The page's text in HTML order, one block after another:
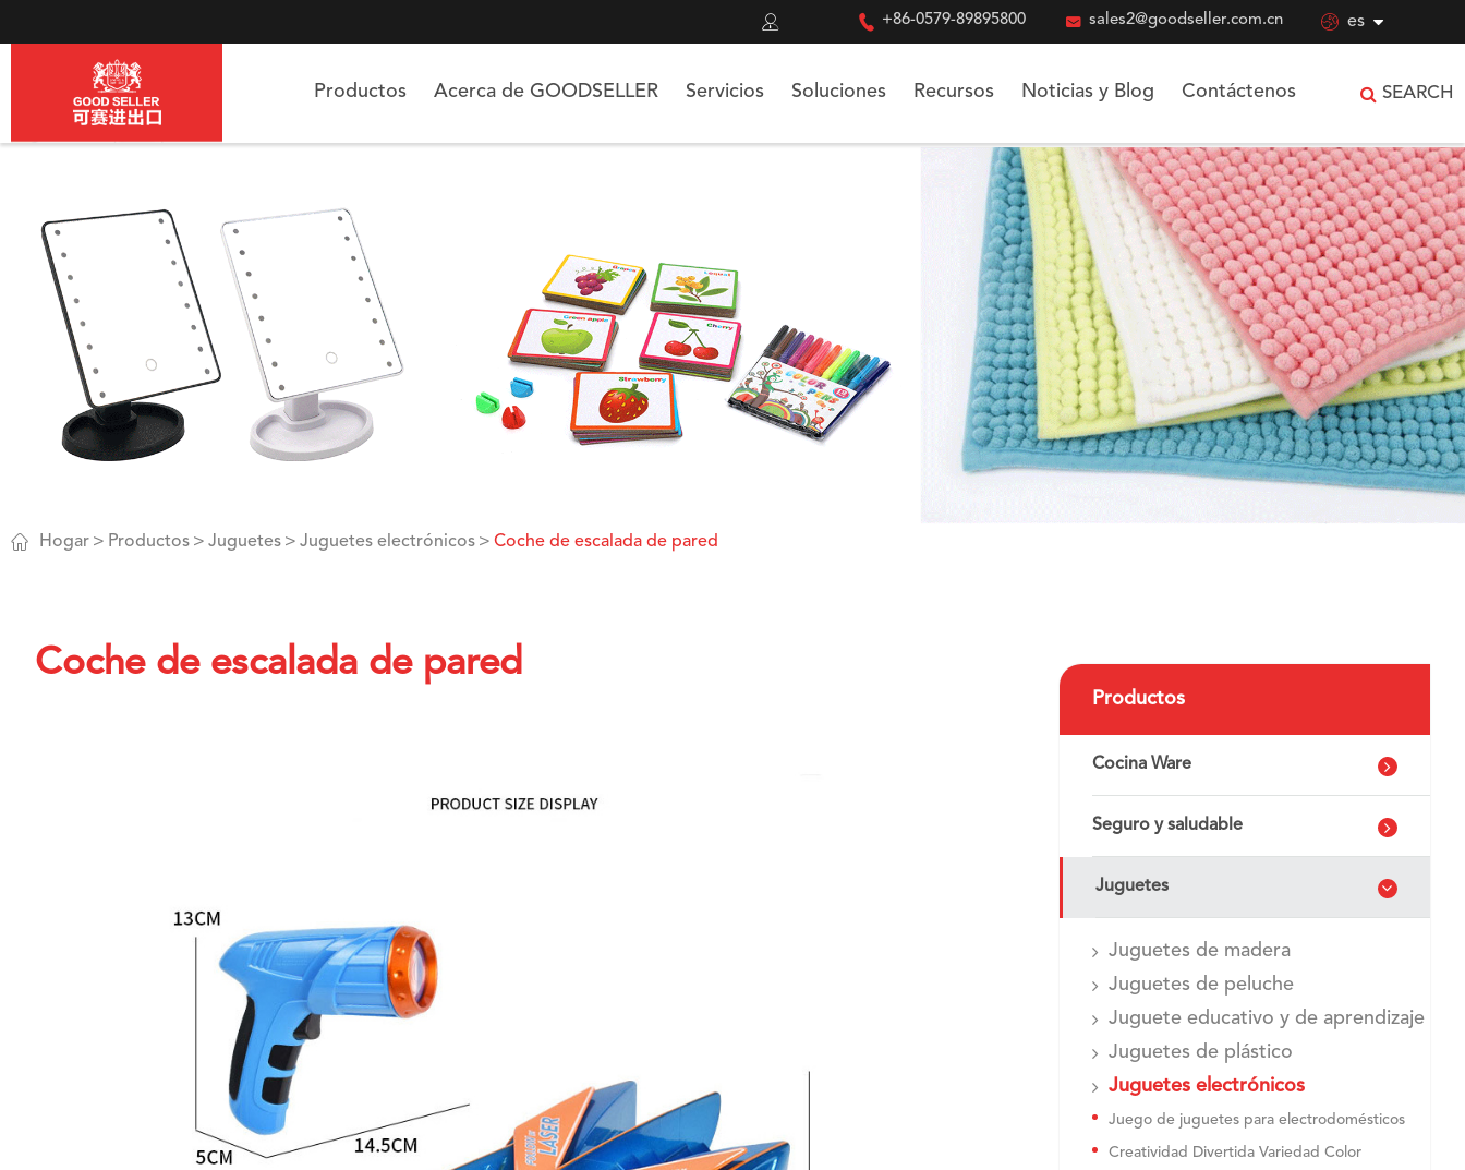
  +86-0579-89895800  sales2@goodseller.com.cn  es
Productos Acerca de GOODSELLER Servicios Soluciones Recursos Noticias y Blog Contáctenos SEARCH
 Hogar Productos Juguetes Juguetes electrónicos Coche de escalada de pared
Coche de escalada de pared
Productos
Cocina Ware
Seguro y saludable
Juguetes
Juguetes de madera
Juguetes de peluche
Juguete educativo y de aprendizaje
Juguetes de plástico
Juguetes electrónicos
Juego de juguetes para electrodomésticos
Creatividad Divertida Variedad Color